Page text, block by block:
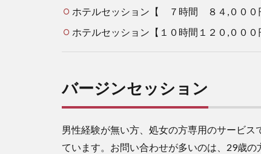
ホテルセッション【 ７時間 ８４,０００
ホテルセッション【１０時間１２０,０００
バージンセッション
男性経験が無い方、処女の方専用のサービ
ています。お問い合わせが多いのは、29歳